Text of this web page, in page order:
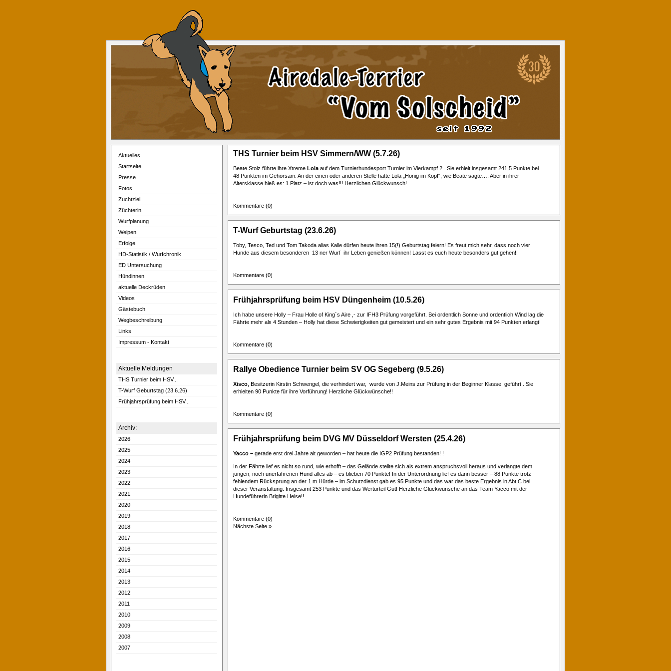
Aktuelles
Startseite
Presse
Fotos
Zuchtziel
Züchterin
Wurfplanung
Welpen
Erfolge
HD-Statistik / Wurfchronik
ED Untersuchung
Hündinnen
aktuelle Deckrüden
Videos
Gästebuch
Wegbeschreibung
Links
Impressum - Kontakt
Aktuelle Meldungen
THS Turnier beim HSV...
T-Wurf Geburtstag (23.6.26)
Frühjahrsprüfung beim HSV...
Archiv:
2026
2025
2024
2023
2022
2021
2020
2019
2018
2017
2016
2015
2014
2013
2012
2011
2010
2009
2008
2007
THS Turnier beim HSV Simmern/WW (5.7.26)
Beate Stolz führte ihre Xtreme Lola auf dem Turnierhundesport Turnier im Vierkampf 2 . Sie erhielt insgesamt 241,5 Punkte bei
48 Punkten im Gehorsam. An der einen oder anderen Stelle hatte Lola „Honig im Kopf“, wie Beate sagte…. Aber in ihrer
Altersklasse hieß es: 1.Platz – ist doch was!!! Herzlichen Glückwunsch!
Kommentare (0)
T-Wurf Geburtstag (23.6.26)
Toby, Tesco, Ted und Tom Takoda alias Kalle dürfen heute ihren 15(!) Geburtstag feiern! Es freut mich sehr, dass noch vier
Hunde aus diesem besonderen 13 ner Wurf ihr Leben genießen können! Lasst es euch heute besonders gut gehen!!
Kommentare (0)
Frühjahrsprüfung beim HSV Düngenheim (10.5.26)
Ich habe unsere Holly – Frau Holle of King`s Aire ,- zur IFH3 Prüfung vorgeführt. Bei ordentlich Sonne und ordentlich Wind lag die
Fährte mehr als 4 Stunden – Holly hat diese Schwierigkeiten gut gemeistert und ein sehr gutes Ergebnis mit 94 Punkten erlangt!
Kommentare (0)
Rallye Obedience Turnier beim SV OG Segeberg (9.5.26)
Xisco , Besitzerin Kirstin Schwengel, die verhindert war, wurde von J.Meins zur Prüfung in der Beginner Klasse geführt . Sie
erhielten 90 Punkte für ihre Vorführung! Herzliche Glückwünsche!!
Kommentare (0)
Frühjahrsprüfung beim DVG MV Düsseldorf Wersten (25.4.26)
Yacco – gerade erst drei Jahre alt geworden – hat heute die IGP2 Prüfung bestanden! !
In der Fährte lief es nicht so rund, wie erhofft – das Gelände stellte sich als extrem anspruchsvoll heraus und verlangte dem
jungen, noch unerfahrenen Hund alles ab – es blieben 70 Punkte! In der Unterordnung lief es dann besser – 88 Punkte trotz
fehlendem Rücksprung an der 1 m Hürde – im Schutzdienst gab es 95 Punkte und das war das beste Ergebnis in Abt C bei
dieser Veranstaltung. Insgesamt 253 Punkte und das Werturteil Gut! Herzliche Glückwünsche an das Team Yacco mit der
Hundeführerin Brigitte Heise!!
Kommentare (0)
Nächste Seite »